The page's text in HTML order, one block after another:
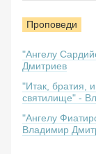
Проповеди
"Ангелу
Дмитриев
"Итак, братия,
святилище" -
"Ангелу
Владимир